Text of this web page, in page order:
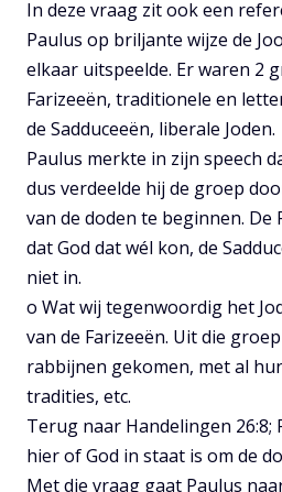
In deze vraag zit ook een
Paulus op briljante wijze de
elkaar uitspeelde. Er waren 2
Farizeeën, traditionele en
de Sadduceeën, liberale Joden.
Paulus merkte in zijn speech
dus verdeelde hij de groep
van de doden te beginnen. De
dat God dat wél kon, de
niet in.
o Wat wij tegenwoordig het
van de Farizeeën. Uit die
rabbijnen gekomen, met al
tradities, etc.
Terug naar Handelingen 26:8;
hier of God in staat is om de
Met die vraag gaat Paulus